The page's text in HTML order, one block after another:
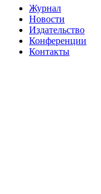
Журнал
Новости
Издательство
Конференции
Контакты